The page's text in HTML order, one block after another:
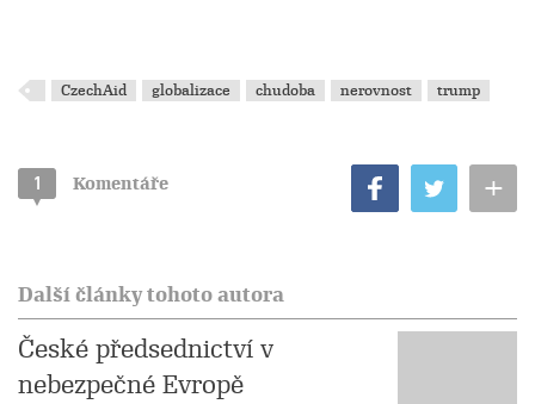
CzechAid globalizace chudoba nerovnost trump
1 Komentáře +
Další články tohoto autora
České předsednictví v
nebezpečné Evropě